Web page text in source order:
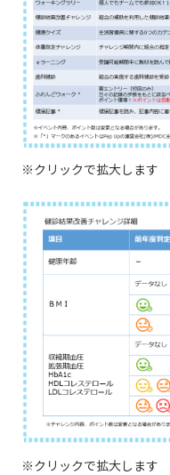
※クリックで拡大します
※クリックで拡大します